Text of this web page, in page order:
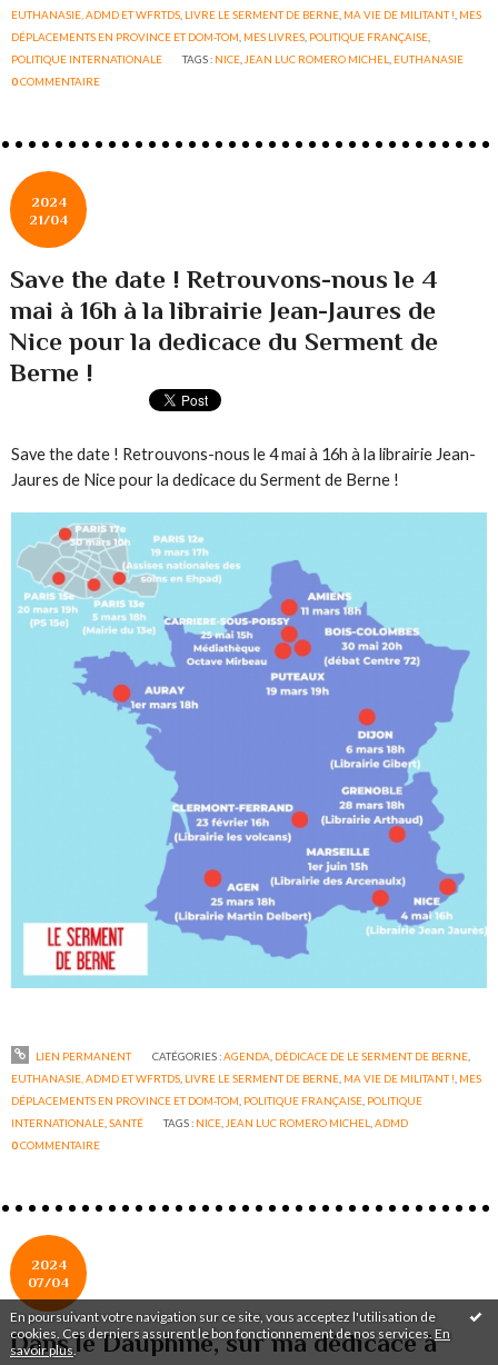
En poursuivant votre navigation sur ce site, vous acceptez l'utilisation de
cookies. Ces derniers assurent le bon fonctionnement de nos services. En
savoir plus
EUTHANASIE, ADMD ET WFRTDS LIVRE LE SERMENT DE BERNE MA VIE DE MILITANT ! MES
DÉPLACEMENTS EN PROVINCE ET DOM-TOM MES LIVRES POLITIQUE FRANÇAISE
POLITIQUE INTERNATIONALE
TAGS : NICE JEAN LUC ROMERO MICHEL
EUTHANASIE
0COMMENTAIRE
2024
21/04
Save the date ! Retrouvons-nous le 4
mai à 16h à la librairie Jean-Jaures de
Nice pour la dedicace du Serment de
Berne !
Save the date ! Retrouvons-nous le 4 mai à 16h à la librairie Jean-
Jaures de Nice pour la dedicace du Serment de Berne !
LIEN PERMANENT CATÉGORIES :AGENDA DÉDICACE DE LE SERMENT DE BERNE,
EUTHANASIE, ADMD ET WFRTDS LIVRE LE SERMENT DE BERNE MA VIE DE MILITANT ! MES
DÉPLACEMENTS EN PROVINCE ET DOM-TOM POLITIQUE FRANÇAISE POLITIQUE
INTERNATIONALE ,SANTÉ TAGS : NICE JEAN LUC ROMERO MICHEL ,ADMD
0COMMENTAIRE
2024
07/04
Dans le Dauphiné, sur ma dédicace à